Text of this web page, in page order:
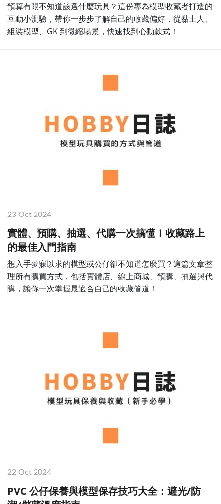
預算有限不知道該選什麼玩具？這份專為模型收藏者打造的
互動小測驗，帶你一步步了解自己的收藏偏好，從黏土人、
組裝模型、GK 到微縮場景，快速找到心動款式！
23 Oct 2024
實體、預購、抽選、代購一次搞懂！收藏路上
的最佳入門指南
想入手夢寐以求的模型或公仔卻不知道怎麼買？這篇文章整
理所有購買方式，包括實體店、線上商城、預購、抽選與代
購，讓你一次掌握最適合自己的收藏管道！
22 Oct 2024
PVC 公仔保養與模型保存技巧大全：避光/防